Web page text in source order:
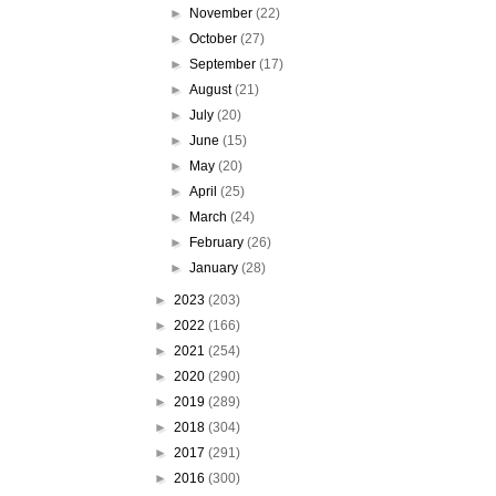
► November (22)
► October (27)
► September (17)
► August(21)
► July (20)
► June (15)
►
May (20)
► April (25)
►
March (24)
►
February (26)
► January (28)
► 2023 (203)
► 2022 (166)
► 2021 (254)
► 2020 (290)
► 2019 (289)
► 2018 (304)
► 2017 (291)
► 2016 (300)